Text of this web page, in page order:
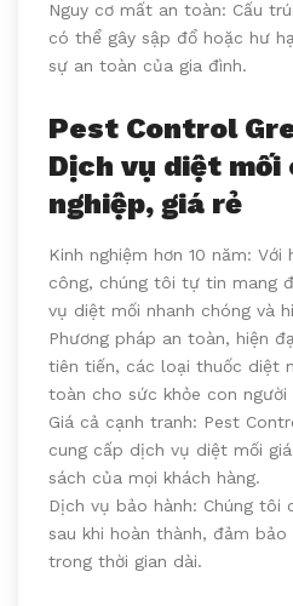
Nguy cơ mất an toàn: Cấu
có thể gây sập đổ hoặc hư
sự an toàn của gia đình.
Pest Control
Dịch vụ diệt mối
nghiệp, giá rẻ
Kinh nghiệm hơn 10 năm:
công, chúng tôi tự tin mang
vụ diệt mối nhanh chóng và
Phương pháp an toàn, hiện
tiên tiến, các loại thuốc diệt
toàn cho sức khỏe con người
Giá cả cạnh tranh: Pest
cung cấp dịch vụ diệt mối
sách của mọi khách hàng.
Dịch vụ bảo hành: Chúng tôi
sau khi hoàn thành, đảm bảo
trong thời gian dài.